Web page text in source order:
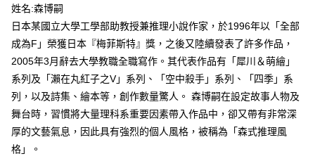
※ 請注意：結帳手續完成當下不需立刻繳費，但若您需要取消訂單，請聯絡
購買商品的店家。未經商家同意取消之訂單仍視為有效，需透過AFTEE先享
後付繳納相關費用。
※ 交易是否成功請以「AFTEE先享後付 」之結帳頁面顯示為準，若有關於
是否繳費成功／繳費後需取消欲退款等相關疑問，請聯繫「AFTEE先享後付
【注意事項】
１．透過由恩沛科技股份有限公司提供之「AFTEE先享後付」服務完成之交
易，需依本服務之必要範圍內提供個人資料，並將交易相關給付款項請求債
權轉讓予恩沛科技股份有限公司。
２．關於個人資料處理事宜，請瀏覽以下網址：
每筆NT$80，滿NT$500(含以上)免運費
付款後萊爾富取貨
每筆NT$80，滿NT$500(含以上)免運費
7-11取貨付款
每筆NT$80，滿NT$500(含以上)免運費
付款後7-11取貨
每筆NT$80，滿NT$500(含以上)免運費
姓名:森博嗣
日本某國立大學工學部助教授兼推理小說作家，於1996年以「全部
成為F」榮獲日本『梅菲斯特』獎，之後又陸續發表了許多作品，
2005年3月辭去大學教職全職寫作。其代表作品有「犀川＆萌繪」
系列及「瀨在丸紅子之V」系列、「空中殺手」系列、「四季」系
列，以及詩集、繪本等，創作數量驚人。 森博嗣在設定故事人物及
舞台時，習慣將大量理科系重要因素帶入作品中，卻又帶有非常深
厚的文藝氣息，因此具有強烈的個人風格，被稱為「森式推理風
格」。